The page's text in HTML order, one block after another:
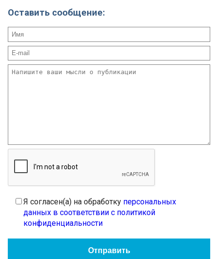
Оставить сообщение:
Я согласен(а) на обработку персональных
данных в соответствии с политикой
конфиденциальности